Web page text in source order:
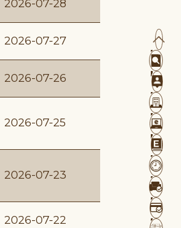
2026-07-28
2026-07-27
2026-07-26
2026-07-25
2026-07-23
2026-07-22